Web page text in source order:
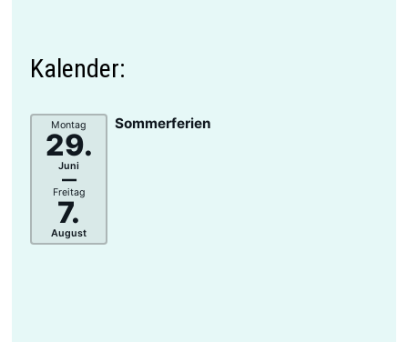
Kalender:
Montag
29.
Juni
–
Freitag
7.
August
Sommerferien